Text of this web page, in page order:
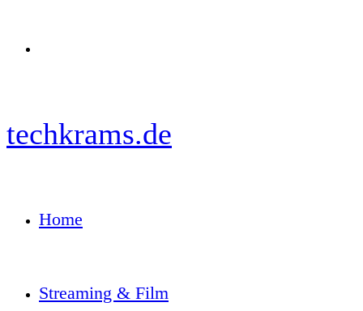
techkrams.de
Home
Streaming & Film